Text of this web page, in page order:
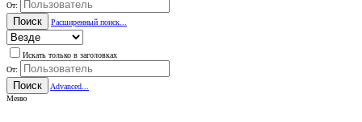
От:
Поиск Расширенный поиск...
Искать только в заголовках
От:
Поиск
Advanced...
Меню